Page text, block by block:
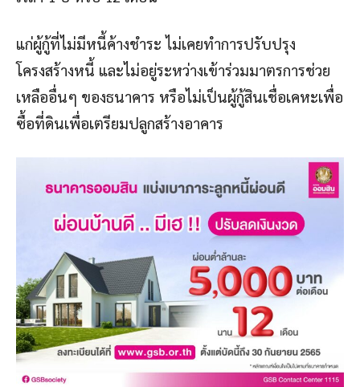
แก่ผู้กู้ที่ไม่มีหนี้ค้างชำระ ไม่เคยทำการปรับปรุง
โครงสร้างหนี้ และไม่อยู่ระหว่างเข้าร่วมมาตรการช่วย
เหลืออื่นๆ ของธนาคาร หรือไม่เป็นผู้กู้สินเชื่อเคหะเพื่อ
ซื้อที่ดินเพื่อเตรียมปลูกสร้างอาคาร